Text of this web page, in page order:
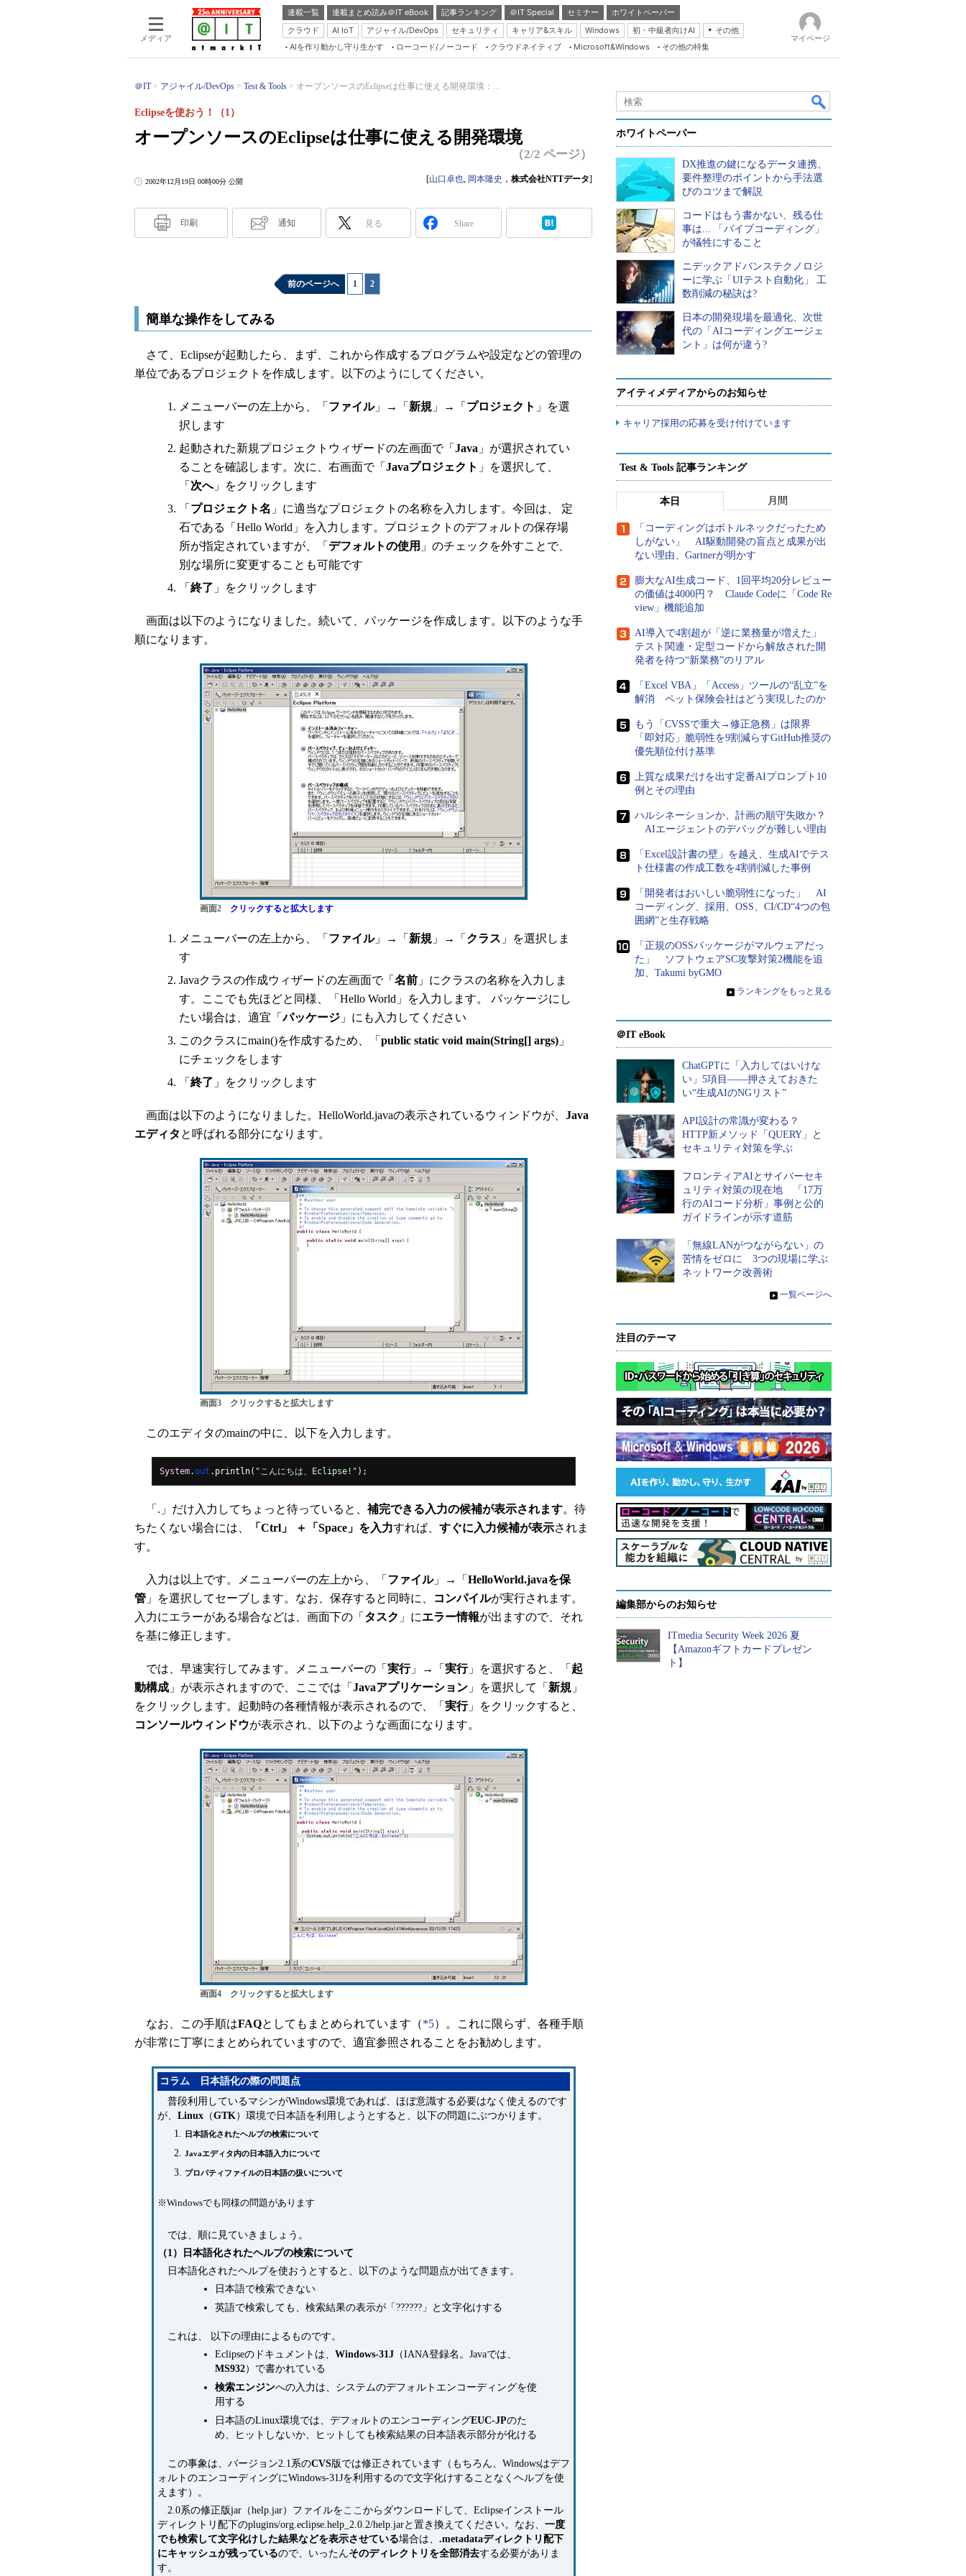
メディア
連載一覧 連載まとめ読み＠IT eBook 記事ランキング ＠IT Special セミナー
ホワイトペーパー
クラウド
AI IoT アジャイル/DevOps セキュリティ キャリア&スキル Windows 初・中級者向けAI
その他
Server & Storage
Database Expert
Master of IP Network
Security & Trust
AIを作り動かし守り生かす ローコード/ノーコード クラウドネイティブ Microsoft&Windows その他の特集
マイページ
＠IT アジャイル/DevOps Test & Tools オープンソースのEclipseは仕事に使える開発環境：...
オープンソースのEclipseは仕事に使える開発環境
Eclipseを使おう！（1）
（2/2 ページ）
2002年12月19日 00時00分 公開 [山口卓也, 岡本隆史 ， 株式会社NTTデータ]
印刷 通知 見る Share
前のページへ 1 2
簡単な操作をしてみる
さて、Eclipseが起動したら、まず、これから作成するプログラムや設定などの管理の
単位であるプロジェクトを作成します。以下のようにしてください。
メニューバーの左上から、「 ファイル」→「 新規」→「 プロジェクト 」を選
択します
起動された新規プロジェクトウィザードの左画面で「 Java 」が選択されてい
ることを確認します。次に、右画面で「 Javaプロジェクト 」を選択して、
「 次へ」をクリックします
「 プロジェクト名 」に適当なプロジェクトの名称を入力します。今回は、 定
石である「Hello World」を入力します。プロジェクトのデフォルトの保存場
所が指定されていますが、「 デフォルトの使用 」のチェックを外すことで、
別な場所に変更することも可能です
「 終了 」をクリックします
画面は以下のようになりました。続いて、パッケージを作成します。以下のような手
順になります。
画面2 クリックすると拡大します
メニューバーの左上から、「 ファイル」→「 新規」→「 クラス 」を選択しま
す
Javaクラスの作成ウィザードの左画面で「 名前」にクラスの名称を入力しま
す。ここでも先ほどと同様、「Hello World」を入力します。 パッケージにし
たい場合は、適宜「パッケージ」にも入力してください
このクラスにmain()を作成するため、「 public static void main(String[] args)」
にチェックをします
「 終了 」をクリックします
画面は以下のようになりました。HelloWorld.javaの表示されているウィンドウが、 Java
エディタ と呼ばれる部分になります。
画面3 クリックすると拡大します
このエディタのmainの中に、以下を入力します。
System.out . println( "こんにちは、Eclipse!" );
「.」だけ入力してちょっと待っていると、 補完できる入力の候補が表示されます。待
ちたくない場合には、
「Ctrl」 ＋「Space」を入力すれば、 すぐに入力候補が表示されま
す。
入力は以上です。メニューバーの左上から、「 ファイル」→「 HelloWorld.javaを保
管 」を選択してセーブします。なお、保存すると同時に、 コンパイルが実行されます。
入力にエラーがある場合などは、画面下の「 タスク 」にエラー情報が出ますので、それ
を基に修正します。
では、早速実行してみます。メニューバーの「 実行」→「 実行」を選択すると、「 起
動構成 」が表示されますので、ここでは「 Javaアプリケーション 」を選択して「 新規 」
をクリックします。起動時の各種情報が表示されるので、「 実行」をクリックすると、
コンソールウィンドウが表示され、以下のような画面になります。
画面4 クリックすると拡大します
なお、この手順はFAQとしてもまとめられています（*5）。これに限らず、各種手順
が非常に丁寧にまとめられていますので、適宜参照されることをお勧めします。
コラム 日本語化の際の問題点
普段利用しているマシンがWindows環境であれば、ほぼ意識する必要はなく使えるのです
が、 Linux（GTK）環境で日本語を利用しようとすると、以下の問題にぶつかります。
日本語化されたヘルプの検索について
Javaエディタ内の日本語入力について
プロパティファイルの日本語の扱いについて
※Windowsでも同様の問題があります
では、順に見ていきましょう。
（1）日本語化されたヘルプの検索について
日本語化されたヘルプを使おうとすると、以下のような問題点が出てきます。
日本語で検索できない
英語で検索しても、検索結果の表示が「??????」と文字化けする
これは、 以下の理由によるものです。
Eclipseのドキュメントは、 Windows-31J（IANA登録名。Javaでは、
MS932）で書かれている
検索エンジンへの入力は、システムのデフォルトエンコーディングを使
用する
日本語のLinux環境では、デフォルトのエンコーディングEUC-JPのた
め、ヒットしないか、ヒットしても検索結果の日本語表示部分が化ける
この事象は、バージョン2.1系のCVS版では修正されています（もちろん、Windowsはデフ
ォルトのエンコーディングにWindows-31Jを利用するので文字化けすることなくヘルプを使
えます）。
2.0系の修正版jar（help.jar）ファイルをここ からダウンロードして、Eclipseインストール
ディレクトリ配下のplugins/org.eclipse.help_2.0.2/help.jarと置き換えてください。なお、 一度
でも検索して文字化けした結果などを表示させている場合は、 .metadataディレクトリ配下
にキャッシュが残っているので、いったんそのディレクトリを全部消去する必要がありま
す。
ホワイトペーパー
DX推進の鍵になるデータ連携、
要件整理のポイントから手法選
びのコツまで解説
コードはもう書かない、残る仕
事は... 「バイブコーディング」
が犠牲にすること
ニデックアドバンステクノロジ
ーに学ぶ「UIテスト自動化」 工
数削減の秘訣は?
日本の開発現場を最適化、次世
代の「AIコーディングエージェ
ント」は何が違う?
アイティメディアからのお知らせ
キャリア採用の応募を受け付けています
Test & Tools 記事ランキング
本日 月間
「コーディングはボトルネックだったため
しがない」 AI駆動開発の盲点と成果が出
ない理由、Gartnerが明かす
膨大なAI生成コード、1回平均20分レビュー
の価値は4000円？ Claude Codeに「Code Re
view」機能追加
AI導入で4割超が「逆に業務量が増えた」
テスト関連・定型コードから解放された開
発者を待つ“新業務”のリアル
「Excel VBA」「Access」ツールの“乱立”を
解消 ペット保険会社はどう実現したのか
もう「CVSSで重大→修正急務」は限界
「即対応」脆弱性を9割減らすGitHub推奨の
優先順位付け基準
上質な成果だけを出す定番AIプロンプト10
例とその理由
ハルシネーションか、計画の順守失敗か？
AIエージェントのデバッグが難しい理由
「Excel設計書の壁」を越え、生成AIでテス
ト仕様書の作成工数を4割削減した事例
「開発者はおいしい脆弱性になった」 AI
コーディング、採用、OSS、CI/CD“4つの包
囲網”と生存戦略
「正規のOSSパッケージがマルウェアだっ
た」 ソフトウェアSC攻撃対策2機能を追
加、Takumi byGMO
» ランキングをもっと見る
＠IT eBook
ChatGPTに「入力してはいけな
い」5項目――押さえておきた
い“生成AIのNGリスト”
API設計の常識が変わる？
HTTP新メソッド「QUERY」と
セキュリティ対策を学ぶ
フロンティアAIとサイバーセキ
ュリティ対策の現在地 「17万
行のAIコード分析」事例と公的
ガイドラインが示す道筋
「無線LANがつながらない」の
苦情をゼロに 3つの現場に学ぶ
ネットワーク改善術
» 一覧ページへ
注目のテーマ
編集部からのお知らせ
ITmedia Security Week 2026 夏
【Amazonギフトカードプレゼン
ト】